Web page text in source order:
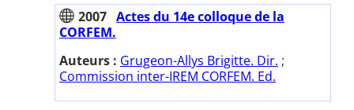
2007 Actes du 14e colloque de la
CORFEM.
Auteurs : Grugeon-Allys Brigitte. Dir. ;
Commission inter-IREM CORFEM. Ed.